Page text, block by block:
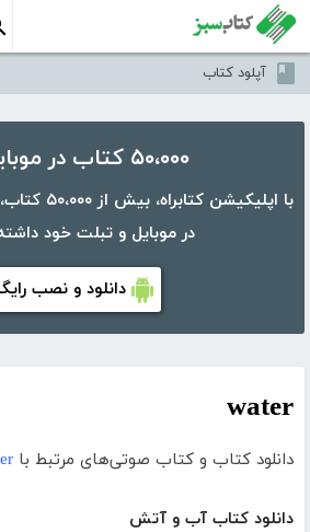
آپلود کتاب
۵۰،۰۰۰ کتاب در موبایل شما
با
در موبایل و تبلت خود
دانلود و نصب
water
دانلود کتاب و کتاب صوتی‌های مرتبط با
دانلود کتاب آب و آتش